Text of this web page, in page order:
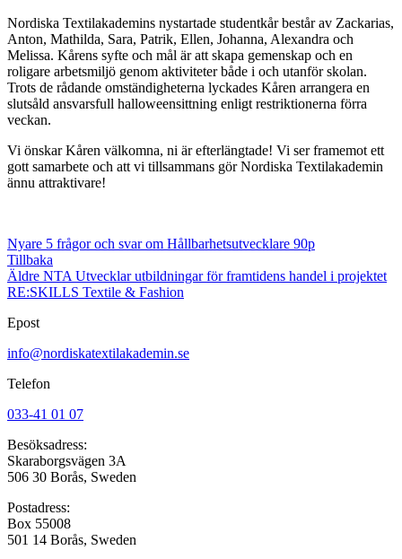
engagerad
studentkår
är
guld!
Nordiska Textilakademins nystartade studentkår består av Zackarias,
Anton, Mathilda, Sara, Patrik, Ellen, Johanna, Alexandra och
Melissa. Kårens syfte och mål är att skapa gemenskap och en
roligare arbetsmiljö genom aktiviteter både i och utanför skolan.
Trots de rådande omständigheterna lyckades Kåren arrangera en
slutsåld ansvarsfull halloweensittning enligt restriktionerna förra
veckan.
Vi önskar Kåren välkomna, ni är efterlängtade! Vi ser framemot ett
gott samarbete och att vi tillsammans gör Nordiska Textilakademin
ännu attraktivare!
Nyare 5 frågor och svar om Hållbarhetsutvecklare 90p
Tillbaka
Äldre NTA Utvecklar utbildningar för framtidens handel i projektet
RE:SKILLS Textile & Fashion
Epost
info@nordiskatextilakademin.se
Telefon
033-41 01 07
Besöksadress:
Skaraborgsvägen 3A
506 30 Borås, Sweden
Postadress:
Box 55008
501 14 Borås, Sweden